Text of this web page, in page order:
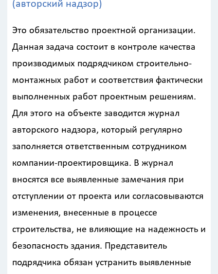
(авторский надзор)
Это обязательство проектной организации.
Данная задача состоит в контроле качества
производимых подрядчиком строительно-
монтажных работ и соответствия фактически
выполненных работ проектным решениям.
Для этого на объекте заводится журнал
авторского надзора, который регулярно
заполняется ответственным сотрудником
компании-проектировщика. В журнал
вносятся все выявленные замечания при
отступлении от проекта или согласовываются
изменения, внесенные в процессе
строительства, не влияющие на надежность и
безопасность здания. Представитель
подрядчика обязан устранить выявленные